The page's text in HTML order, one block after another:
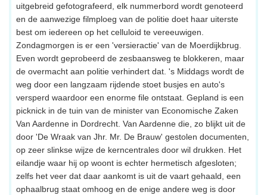
uitgebreid gefotografeerd, elk nummerbord wordt genoteerd
en de aanwezige filmploeg van de politie doet haar uiterste
best om iedereen op het celluloid te vereeuwigen.
Zondagmorgen is er een 'versieractie' van de Moerdijkbrug.
Even wordt geprobeerd de zesbaansweg te blokkeren, maar
de overmacht aan politie verhindert dat. 's Middags wordt de
weg door een langzaam rijdende stoet busjes en auto's
versperd waardoor een enorme file ontstaat. Gepland is een
picknick in de tuin van de minister van Economische Zaken
Van Aardenne in Dordrecht. Van Aardenne die, zo blijkt uit de
door 'De Wraak van Jhr. Mr. De Brauw' gestolen documenten,
op zeer slinkse wijze de kerncentrales door wil drukken. Het
eilandje waar hij op woont is echter hermetisch afgesloten;
zelfs het veer dat daar aankomt is uit de vaart gehaald, een
ophaalbrug staat omhoog en de enige andere weg is door